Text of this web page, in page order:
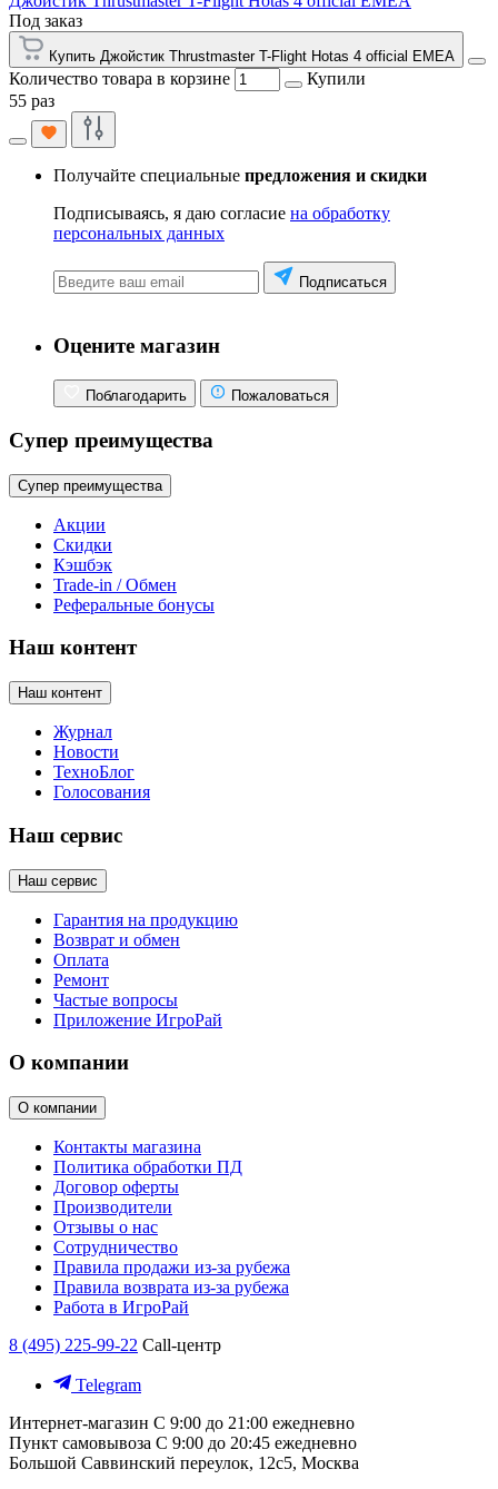
Под заказ
Купить Джойстик Thrustmaster T-Flight Hotas 4 official EMEA
Количество товара в корзине
Купили
55 раз
Получайте специальные предложения и скидки
Подписываясь, я даю согласие на обработку
персональных данных
Подписаться
Оцените магазин
Поблагодарить Пожаловаться
Супер преимущества
Супер преимущества
Акции
Скидки
Кэшбэк
Trade-in / Обмен
Реферальные бонусы
Наш контент
Наш контент
Журнал
Новости
ТехноБлог
Голосования
Наш сервис
Наш сервис
Гарантия на продукцию
Возврат и обмен
Оплата
Ремонт
Частые вопросы
Приложение ИгроРай
О компании
О компании
Контакты магазина
Политика обработки ПД
Договор оферты
Производители
Отзывы о нас
Сотрудничество
Правила продажи из-за рубежа
Правила возврата из-за рубежа
Работа в ИгроРай
8 (495) 225-99-22 Call-центр
Telegram
Интернет-магазин С 9:00 до 21:00 ежедневно
Пункт самовывоза С 9:00 до 20:45 ежедневно
Большой Саввинский переулок, 12с5, Москва